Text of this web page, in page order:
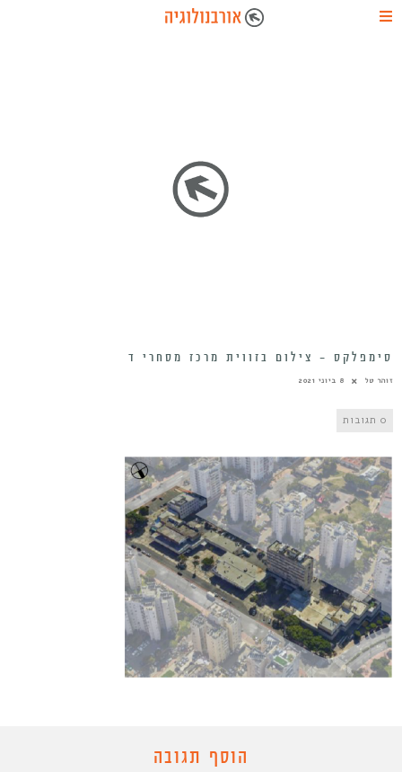
סימפלקס – צילום בזווית מרכז מסחרי ד
זוהר טל 8 ביוני 2021
0 תגובות
הוסף תגובה